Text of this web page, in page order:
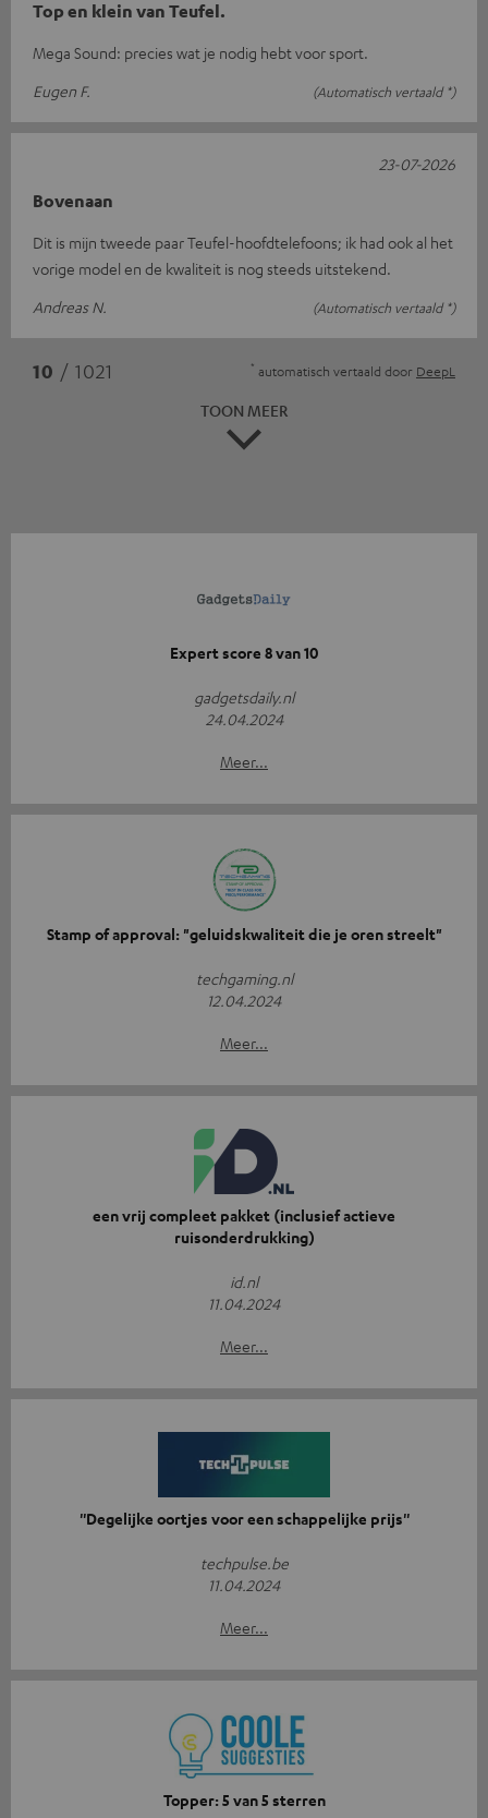
Top en klein van Teufel.
Mega Sound: precies wat je nodig hebt voor sport.
Eugen F.
(Automatisch vertaald *)
Bovenaan
Dit is mijn tweede paar Teufel-hoofdtelefoons; ik had ook al het
vorige model en de kwaliteit is nog steeds uitstekend.
Andreas N.
(Automatisch vertaald *)
23-07-2026
10 / 1021 * automatisch vertaald door DeepL
TOON MEER
Expert score 8 van 10
gadgetsdaily.nl
24.04.2024
Meer...
Stamp of approval: "geluidskwaliteit die je oren streelt"
techgaming.nl
12.04.2024
Meer...
een vrij compleet pakket (inclusief actieve
ruisonderdrukking)
id.nl
11.04.2024
Meer...
''Degelijke oortjes voor een schappelijke prijs''
techpulse.be
11.04.2024
Meer...
Topper: 5 van 5 sterren